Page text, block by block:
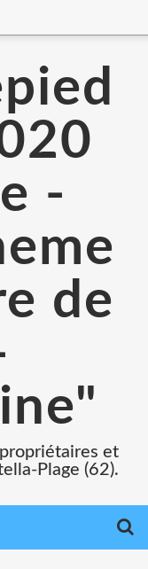
-
de
et
Plage (62).